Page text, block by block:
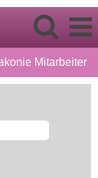
Mitarbeiter